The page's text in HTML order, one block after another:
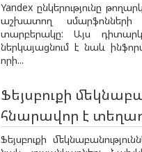
Yandex ընկերությունը
աշխատող
տարբերակը: Այս
ներկայացնում է նաև
որի...
Ֆեյսբուքի
հնարավոր է
Ֆեյսբուքի